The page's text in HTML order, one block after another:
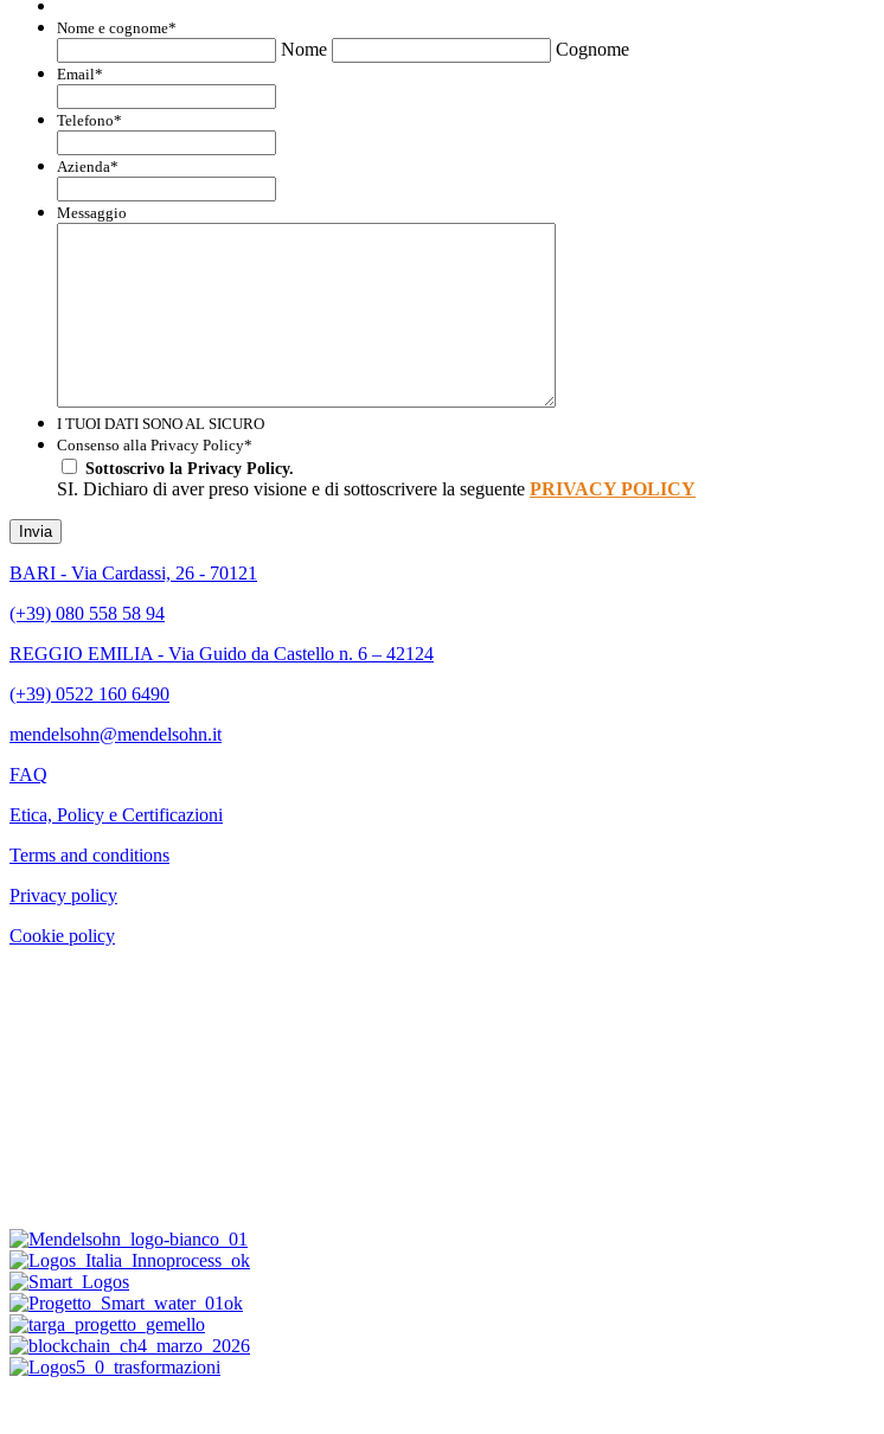
Nome e cognome*
Nome Cognome
Email*
Telefono*
Azienda*
Messaggio
I TUOI DATI SONO AL SICURO
Consenso alla Privacy Policy*
Sottoscrivo la Privacy Policy.
SI. Dichiaro di aver preso visione e di sottoscrivere la seguente PRIVACY POLICY
Invia
BARI - Via Cardassi, 26 - 70121
(+39) 080 558 58 94
REGGIO EMILIA - Via Guido da Castello n. 6 – 42124
(+39) 0522 160 6490
mendelsohn@mendelsohn.it
FAQ
Etica, Policy e Certificazioni
Terms and conditions
Privacy policy
Cookie policy